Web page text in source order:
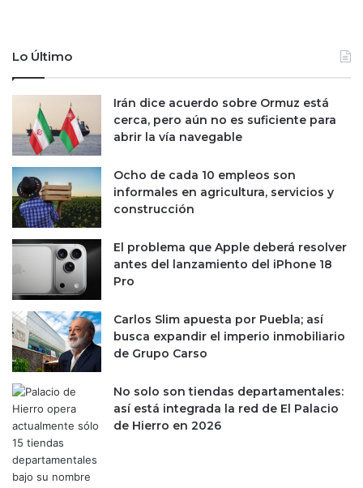
Lo Último
Irán dice acuerdo sobre Ormuz está
cerca, pero aún no es suficiente para
abrir la vía navegable
Ocho de cada 10 empleos son
informales en agricultura, servicios y
construcción
El problema que Apple deberá resolver
antes del lanzamiento del iPhone 18
Pro
Carlos Slim apuesta por Puebla; así
busca expandir el imperio inmobiliario
de Grupo Carso
No solo son tiendas departamentales:
así está integrada la red de El Palacio
de Hierro en 2026